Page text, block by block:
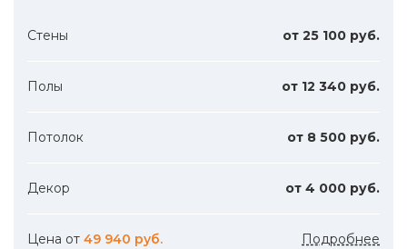
Стены от 25 100 руб.
Полы от 12 340 руб.
Потолок от 8 500 руб.
Декор от 4 000 руб.
Цена от 49 940 руб. Подробнее